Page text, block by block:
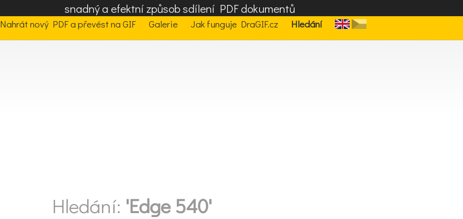
snadný a efektní způsob sdílení PDF dokumentů
Nahrát nový PDF a převést na GIF Galerie Jak funguje DraGIF.cz Hledání
Hledání: 'Edge 540'